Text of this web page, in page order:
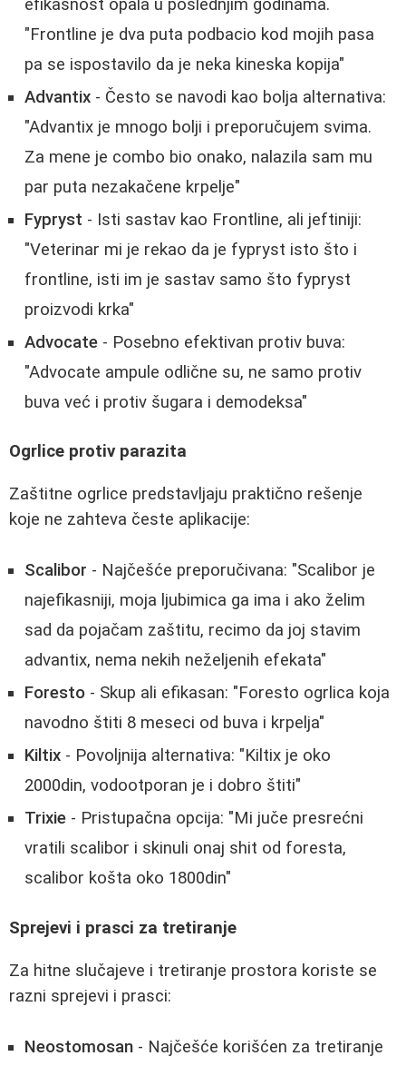
efikasnost opala u poslednjim godinama.
"Frontline je dva puta podbacio kod mojih pasa
pa se ispostavilo da je neka kineska kopija"
Advantix - Često se navodi kao bolja alternativa:
"Advantix je mnogo bolji i preporučujem svima.
Za mene je combo bio onako, nalazila sam mu
par puta nezakačene krpelje"
Fypryst - Isti sastav kao Frontline, ali jeftiniji:
"Veterinar mi je rekao da je fypryst isto što i
frontline, isti im je sastav samo što fypryst
proizvodi krka"
Advocate - Posebno efektivan protiv buva:
"Advocate ampule odlične su, ne samo protiv
buva već i protiv šugara i demodeksa"
Ogrlice protiv parazita
Zaštitne ogrlice predstavljaju praktično rešenje
koje ne zahteva česte aplikacije:
Scalibor - Najčešće preporučivana: "Scalibor je
najefikasniji, moja ljubimica ga ima i ako želim
sad da pojačam zaštitu, recimo da joj stavim
advantix, nema nekih neželjenih efekata"
Foresto - Skup ali efikasan: "Foresto ogrlica koja
navodno štiti 8 meseci od buva i krpelja"
Kiltix - Povoljnija alternativa: "Kiltix je oko
2000din, vodootporan je i dobro štiti"
Trixie - Pristupačna opcija: "Mi juče presrećni
vratili scalibor i skinuli onaj shit od foresta,
scalibor košta oko 1800din"
Sprejevi i prasci za tretiranje
Za hitne slučajeve i tretiranje prostora koriste se
razni sprejevi i prasci:
Neostomosan - Najčešće korišćen za tretiranje